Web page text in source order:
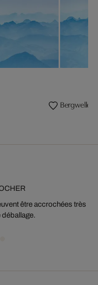
Bergwellen
être accrochées très
déballage.